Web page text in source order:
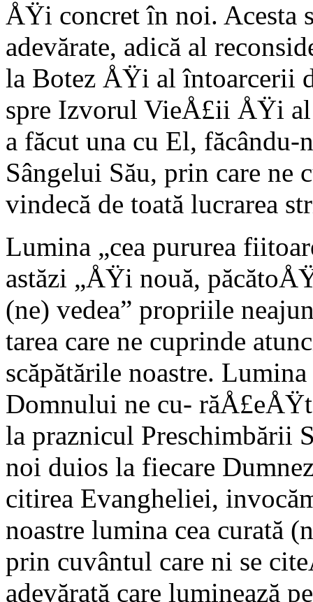
ÅŸi concret în noi. Acesta
adevărate, adică al
la Botez ÅŸi al întoarcerii
spre Izvorul VieÅ£ii ÅŸi al
a făcut una cu El,
Sângelui Său, prin care ne
vindecă de toată lucrarea
Lumina „cea pururea
astăzi „ÅŸi nouă,
(ne) vedea” propri­ile
tarea care ne cuprinde
scăpătările noastre.
Domnului ne cu-
la praznicul Preschimbării
noi duios la fiecare
citirea Evangheliei,
noastre lumina cea curată
prin cuvântul care ni se
adevărată care lumi­nează